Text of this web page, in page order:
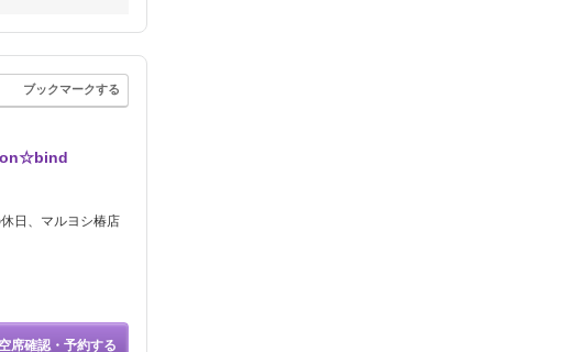
ブックマークする
日、マルヨシ椿店
空席確認・予約する